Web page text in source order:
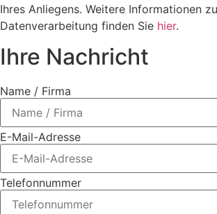
Ihres Anliegens. Weitere Informationen
Datenverarbeitung finden Sie hier.
Ihre Nachricht
Name / Firma
E-Mail-Adresse
Telefonnummer